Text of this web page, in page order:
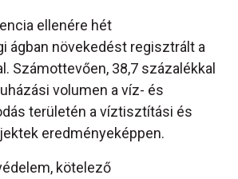
ellenére hét
ágban növekedést regisztrált a
Számottevően, 38,7 százalékkal
volumen a víz- és
területén a víztisztítási és
eredményeképpen.
kötelező